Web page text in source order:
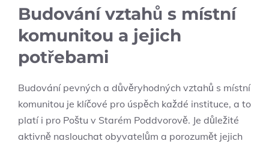
Budování vztahů s místní
komunitou a jejich
potřebami
Budování pevných a důvěryhodných vztahů s místní
komunitou je klíčové pro úspěch každé instituce, a to
platí i pro Poštu v Starém Poddvorově. Je důležité
aktivně naslouchat obyvatelům a porozumět jejich